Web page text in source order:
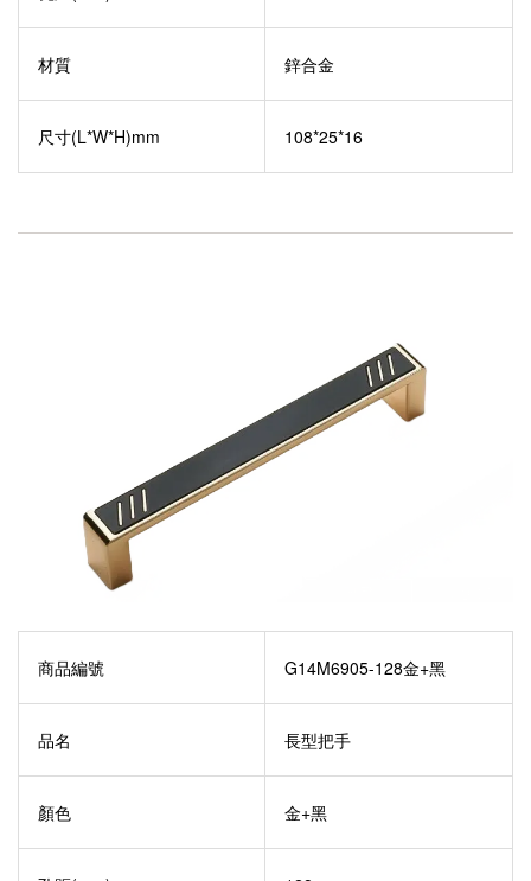
材質 鋅合金
尺寸(L*W*H)mm 108*25*16
商品編號 G14M6905-128金+黑
品名 長型把手
顏色 金+黑